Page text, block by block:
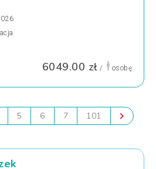
6049.00 zł / osobę
5 6 7 101